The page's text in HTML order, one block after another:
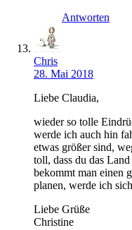
Antworten
Chris
28. Mai 2018
Liebe Claudia,
wieder so tolle
werde ich auch hin
etwas größer sind,
toll, dass du das
bekommt man einen
planen, werde ich
Liebe Grüße
Christine